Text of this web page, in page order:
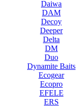
Daiwa
DAM
Decoy
Deeper
Delta
DM
Duo
Dynamite Baits
Ecogear
Ecopro
EFELE
ERS